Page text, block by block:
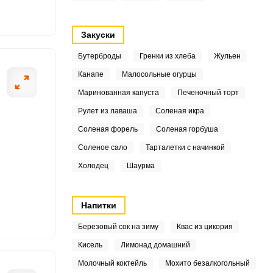
Закуски
Бутерброды Гренки из хлеба Жульен
Канапе Малосольные огурцы
Маринованная капуста Печеночный торт
Рулет из лаваша Соленая икра
Соленая форель Соленая горбуша
Соленое сало Тарталетки с начинкой
Холодец Шаурма
Напитки
Березовый сок на зиму Квас из цикория
Кисель Лимонад домашний
Молочный коктейль Мохито безалкогольный
промытые томаты
Перемешайте их с 1
и пустят сок,
Далее вложите